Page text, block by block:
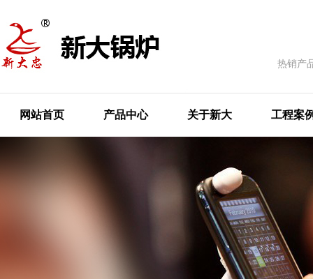
热销产
网站首页 产品中心 关于新大 工程案